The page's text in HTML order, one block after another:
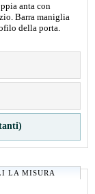
anta con
Barra maniglia
della porta.
LA MISURA